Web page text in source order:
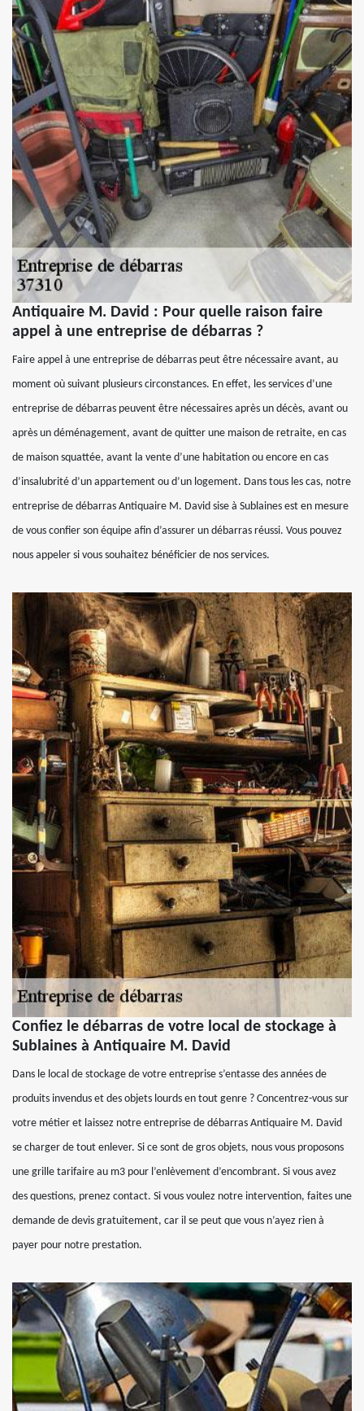
Antiquaire M. David : Pour quelle raison faire
appel à une entreprise de débarras ?
Faire appel à une entreprise de débarras peut être nécessaire avant, au
moment où suivant plusieurs circonstances. En effet, les services d’une
entreprise de débarras peuvent être nécessaires après un décès, avant ou
après un déménagement, avant de quitter une maison de retraite, en cas
de maison squattée, avant la vente d’une habitation ou encore en cas
d’insalubrité d’un appartement ou d’un logement. Dans tous les cas, notre
entreprise de débarras Antiquaire M. David sise à Sublaines est en mesure
de vous confier son équipe afin d’assurer un débarras réussi. Vous pouvez
nous appeler si vous souhaitez bénéficier de nos services.
Confiez le débarras de votre local de stockage à
Sublaines à Antiquaire M. David
Dans le local de stockage de votre entreprise s’entasse des années de
produits invendus et des objets lourds en tout genre ? Concentrez-vous sur
votre métier et laissez notre entreprise de débarras Antiquaire M. David
se charger de tout enlever. Si ce sont de gros objets, nous vous proposons
une grille tarifaire au m3 pour l’enlèvement d’encombrant. Si vous avez
des questions, prenez contact. Si vous voulez notre intervention, faites une
demande de devis gratuitement, car il se peut que vous n’ayez rien à
payer pour notre prestation.